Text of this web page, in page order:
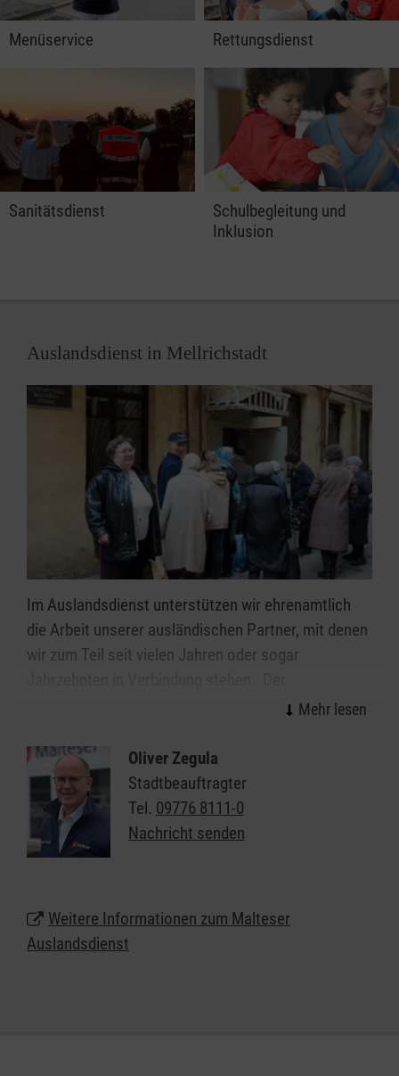
Menüservice Rettungsdienst
Sanitätsdienst
Schulbegleitung und
Inklusion
Auslandsdienst in Mellrichstadt
Im Auslandsdienst unterstützen wir ehrenamtlich
die Arbeit unserer ausländischen Partner, mit denen
wir zum Teil seit vielen Jahren oder sogar
Schwerpunkt unserer Arbeit in Mellrichstadt liegt in
Mittel- und Osteuropas. Wir sind aber auch mit
Partnern in Afrika, Asien und Lateinamerika
verbunden.
Nähere Informationen zum Auslandsdienst
Oliver Zegula
Stadtbeauftragter
Tel. 09776 8111-0
Nachricht senden
Weitere Informationen zum Malteser
Auslandsdienst